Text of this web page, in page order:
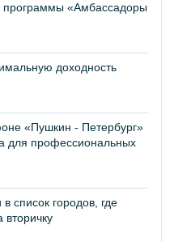
программы «Амбассадоры
доходность
«Пушкин - Петербург»
для профессиональных
список городов, где
вторичку